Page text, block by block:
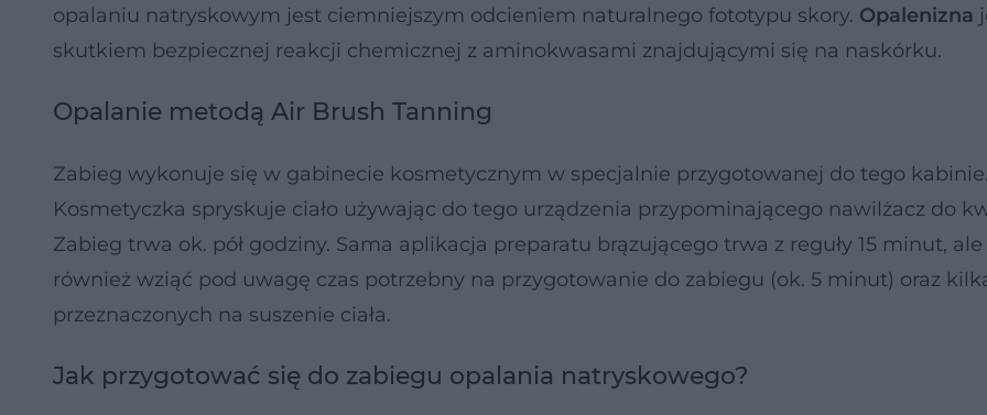
opalaniu natryskowym jest ciemniejszym odcieniem naturalnego fototypu skory. Opalenizna
skutkiem bezpiecznej reakcji chemicznej z aminokwasami znajdującymi się na naskórku.
Opalanie metodą Air Brush Tanning
Zabieg wykonuje się w gabinecie kosmetycznym w specjalnie przygotowanej do tego kabinie.
Kosmetyczka spryskuje ciało używając do tego urządzenia przypominającego nawilżacz do
Zabieg trwa ok. pół godziny. Sama aplikacja preparatu brązującego trwa z reguły 15 minut,
również wziąć pod uwagę czas potrzebny na przygotowanie do zabiegu (ok. 5 minut) oraz
przeznaczonych na suszenie ciała.
Jak przygotować się do zabiegu opalania natryskowego?